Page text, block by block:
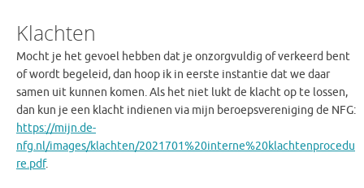
Klachten
Mocht je het gevoel hebben dat je onzorgvuldig of verkeerd bent
of wordt begeleid, dan hoop ik in eerste instantie dat we daar
samen uit kunnen komen. Als het niet lukt de klacht op te lossen,
dan kun je een klacht indienen via mijn beroepsvereniging de NFG:
https://mijn.de-
nfg.nl/images/klachten/2021701%20interne%20klachtenprocedu
re.pdf.